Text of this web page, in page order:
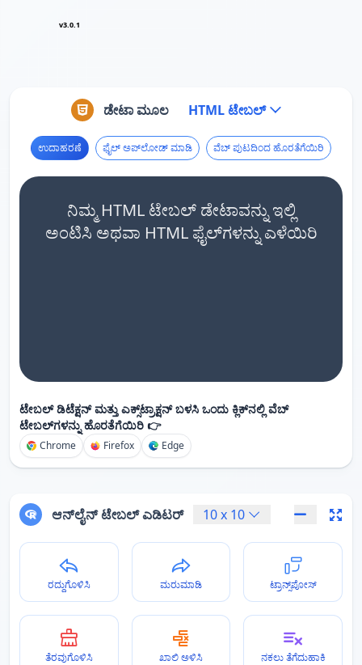
v3.0.1
ಡೇಟಾ ಮೂಲ HTML ಟೇಬಲ್
ಉದಾಹರಣೆ ಫೈಲ್ ಅಪ್‌ಲೋಡ್ ಮಾಡಿ ವೆಬ್ ಪುಟದಿಂದ ಹೊರತೆಗೆಯಿರಿ
ನಿಮ್ಮ HTML ಟೇಬಲ್ ಡೇಟಾವನ್ನು ಇಲ್ಲಿ
ಅಂಟಿಸಿ ಅಥವಾ HTML ಫೈಲ್‌ಗಳನ್ನು ಎಳೆಯಿರಿ
ಟೇಬಲ್ ಡಿಟೆಕ್ಷನ್ ಮತ್ತು ಎಕ್ಸ್‌ಟ್ರಾಕ್ಷನ್ ಬಳಸಿ ಒಂದು ಕ್ಲಿಕ್‌ನಲ್ಲಿ ವೆಬ್
ಟೇಬಲ್‌ಗಳನ್ನು ಹೊರತೆಗೆಯಿರಿ 👉
Chrome Firefox Edge
ಆನ್‌ಲೈನ್ ಟೇಬಲ್ ಎಡಿಟರ್ 10x 10
ರದ್ದುಗೊಳಿಸಿ ಮರುಮಾಡಿ ಟ್ರಾನ್ಸ್‌ಪೋಸ್
ತೆರವುಗೊಳಿಸಿ ಖಾಲಿ ಅಳಿಸಿ ನಕಲು ತೆಗೆದುಹಾಕಿ